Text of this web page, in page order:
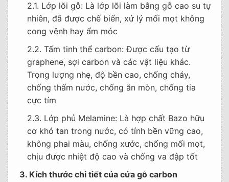
2.1. Lớp lõi gỗ: Là lớp lõi làm bằng gỗ cao su tự
nhiên, đã được chế biến, xử lý mối mọt không
cong vênh hay ẩm móc
2.2. Tấm tinh thể carbon: Được cấu tạo từ
graphene, sợi carbon và các vật liệu khác.
Trọng lượng nhẹ, độ bền cao, chống cháy,
chống thấm nước, chống ăn mòn, chống tia
cực tím
2.3. Lớp phủ Melamine: Là hợp chất Bazo hữu
cơ khó tan trong nước, có tính bền vững cao,
không phai màu, chống xước, chống mối mọt,
chịu được nhiệt độ cao và chống va đập tốt
3. Kích thước chi tiết của cửa gỗ carbon